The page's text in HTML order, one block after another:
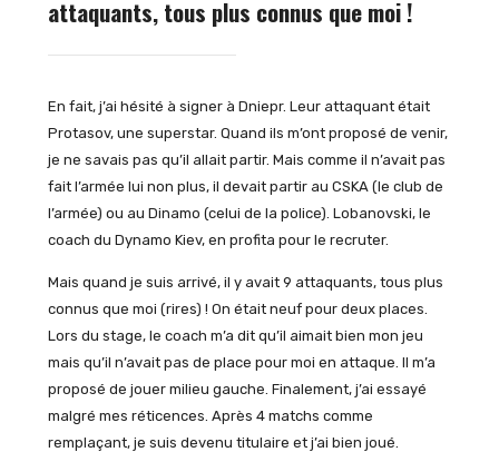
attaquants, tous plus connus que moi !
En fait, j’ai hésité à signer à Dniepr. Leur attaquant était
Protasov, une superstar. Quand ils m’ont proposé de venir,
je ne savais pas qu’il allait partir. Mais comme il n’avait pas
fait l’armée lui non plus, il devait partir au CSKA (le club de
l’armée) ou au Dinamo (celui de la police). Lobanovski, le
coach du Dynamo Kiev, en profita pour le recruter.
Mais quand je suis arrivé, il y avait 9 attaquants, tous plus
connus que moi (rires) ! On était neuf pour deux places.
Lors du stage, le coach m’a dit qu’il aimait bien mon jeu
mais qu’il n’avait pas de place pour moi en attaque. Il m’a
proposé de jouer milieu gauche. Finalement, j’ai essayé
malgré mes réticences. Après 4 matchs comme
remplaçant, je suis devenu titulaire et j’ai bien joué.